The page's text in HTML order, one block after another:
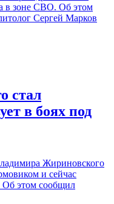
в зоне СВО. Об этом
Сергей Марков
стал
в боях под
Жириновского
и сейчас
Об этом сообщил